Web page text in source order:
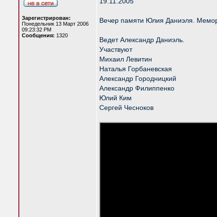
Зарегистрирован:
Понедельник 13 Март 2006
09:23:32 PM
Сообщения: 1320
Вечер памяти Юлия Даниэля.
Ведет Александр Даниэль.
Участвуют
Михаил Левитин
Наталья Горбаневская
Александр Городницкий
Александр Филиппенко
Юлий Ким
Сергей Чесноков